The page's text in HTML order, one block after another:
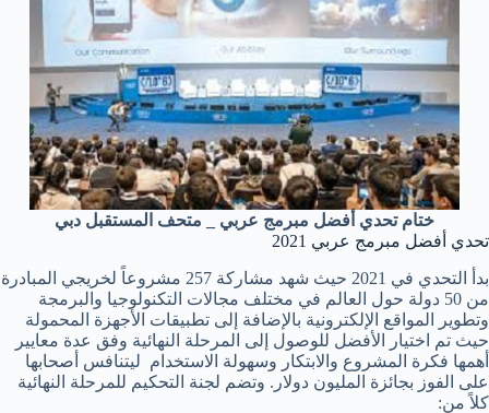
ختام تحدي أفضل مبرمج عربي _ متحف المستقبل دبي
تحدي أفضل مبرمج عربي 2021
بدأ التحدي في 2021 حيث شهد مشاركة 257 مشروعاً لخريجي المبادرة
من 50 دولة حول العالم في مختلف مجالات التكنولوجيا والبرمجة
وتطوير المواقع الإلكترونية بالإضافة إلى تطبيقات الأجهزة المحمولة
حيث تم اختيار الأفضل للوصول إلى المرحلة النهائية وفق عدة معايير
أهمها فكرة المشروع والابتكار وسهولة الاستخدام ليتنافس أصحابها
على الفوز بجائزة المليون دولار. وتضم لجنة التحكيم للمرحلة النهائية
كلاً من: